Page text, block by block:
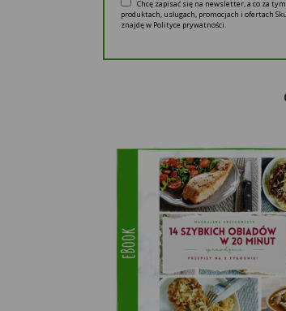
Chcę zapisać się na newsletter, a co za
produktach, usługach, promocjach i ofertach
znajdę w Polityce prywatności.